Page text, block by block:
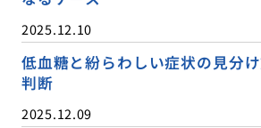
2025.12.10
低血糖と紛らわしい症状の見分
判断
2025.12.09